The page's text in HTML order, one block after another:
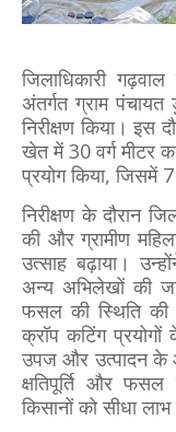
जिलाधिकारी
अंतर्गत ग्राम पंचायत
निरीक्षण किया। इस
खेत में 30 वर्ग मीटर
प्रयोग किया, जिसमें
निरीक्षण के दौरान
की और ग्रामीण
उत्साह बढ़ाया।
अन्य अभिलेखों की
फसल की स्थिति की
क्रॉप कटिंग
उपज और उत्पादन के
क्षतिपूर्ति और फसल
किसानों को सीधा